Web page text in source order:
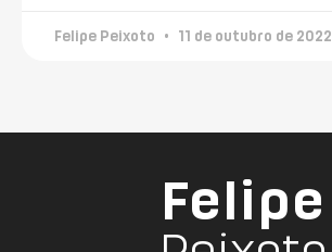
Felipe Peixoto 11 de outubro de 2022
Felipe